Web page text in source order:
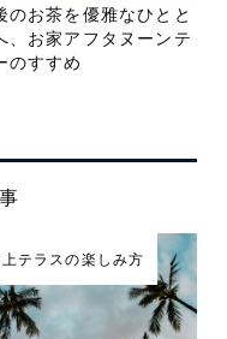
のお茶を優雅なひとと
、お家アフタヌーンテ
のすすめ
テラスの楽しみ方